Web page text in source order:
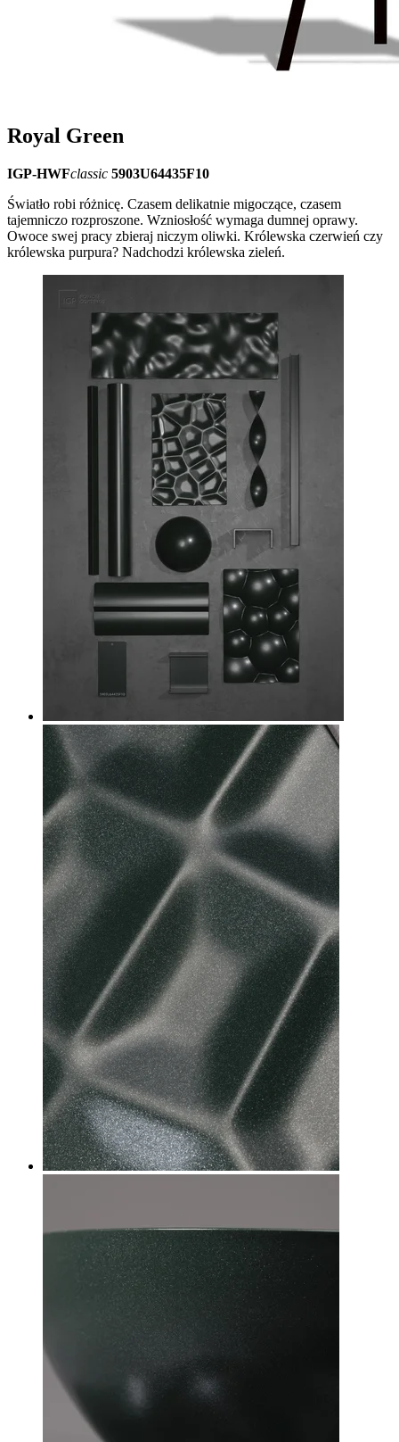
Royal Green
IGP-HWFclassic 5903U64435F10
Światło robi różnicę. Czasem delikatnie migoczące, czasem
tajemniczo rozproszone. Wzniosłość wymaga dumnej oprawy.
Owoce swej pracy zbieraj niczym oliwki. Królewska czerwień czy
królewska purpura? Nadchodzi królewska zieleń.